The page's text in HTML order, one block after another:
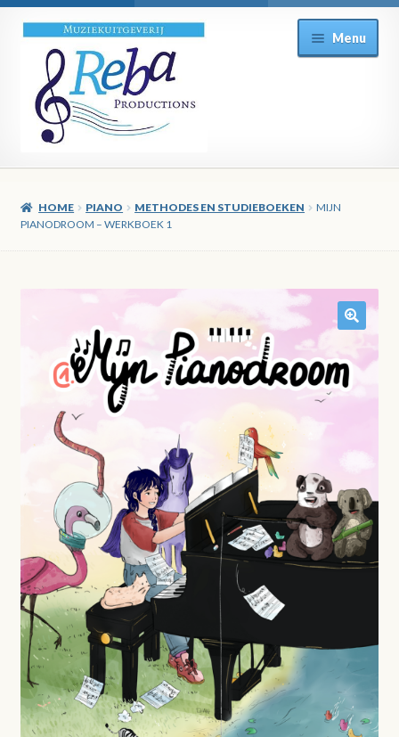
Ga
door
naar
navigatie
Ga
direct
naar
de
inhoud
Menu
HOME PIANO METHODES EN STUDIEBOEKEN
MIJN
PIANODROOM – WERKBOEK 1